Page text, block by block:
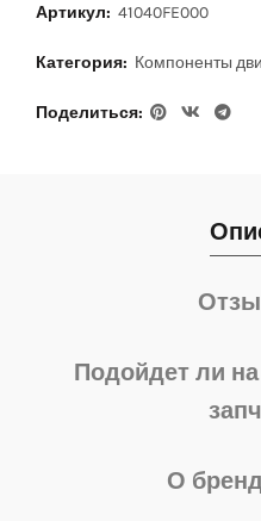
Артикул: 41040FE000
Категория: Компоненты
Поделиться
Подойдет ли
О